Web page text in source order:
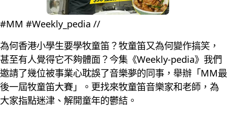
#MM #Weekly_pedia //
為何香港小學生要學牧童笛？牧童笛又為何變作搞笑，
甚至有人覺得它不夠體面？今集《Weekly-pedia》我們
邀請了幾位被事業心耽誤了音樂夢的同事，舉辦「MM最
後一屆牧童笛大賽」。更找來牧童笛音樂家和老師，為
大家指點迷津、解開童年的鬱結。